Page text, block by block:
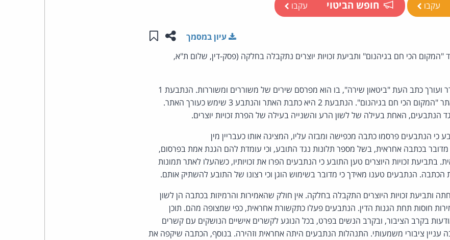
עקבו חופש הביטוי עקבו
שתפו עמוד זה
שמור ב"תכנים שלי"
עיון במסמך
הכי חם בגיהנום" ותביעת זכויות יוצרים נתקבלה בחלקה (פסק-דין, שלום ת"א,
התובע הוא משורר ועורך כתב העת "ביטאון שירה", בו הוא מפרסם שירים של משוררים ומשוררות. הנתבעת 1
היא חברה המפעילה את האתר "המקום הכי חם בגיהנום". הנתבעת 2 היא כתבת האתר והנתבע 3 שימש כעורך האתר.
הנתבעים, האחת בעילה של לשון הרע והשנייה בעילה של הפרת זכויות יוצרים.
כי הנתבעים פרסמו כתבה מכפישה ומבזה עליו, המציגה אותו כעבריין מין
מדובר בכתבה אחראית, בשל מספר תלונות נגד התובע, וכי עומדת להם הגנת אמת בפרסום,
בתביעת זכויות היוצרים טען התובע כי הנתבעים הפרו את זכויותיו, כשהעלו לאתר תמונות
הכתבה. הנתבעים טענו מאידך כי מדובר בשימוש הוגן וכי רצונו של התובע להשתיק אותם.
ותביעת זכויות היוצרים התקבלה בחלקה. אין חולק שהאמירות והרמיזות בכתבה הן לשון
חוסות תחת הגנות הדין. הנתבעים פעלו כתקשורת אחראית, כפי שמצופה מהם. תוכן
בקרב הציבור, ובקרב הנשים בפרט, בכל הנוגע לקשרים אישיים הנושקים עם קשרים
עניין ציבורי משמעותי. התנהלות הנתבעים היתה אחראית וזהירה. בנוסף, הכתבה שיקפה את